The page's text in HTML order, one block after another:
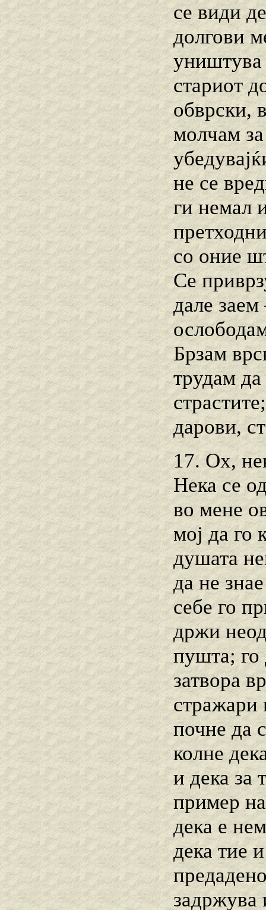
се види
долгови
уништува
стариот
обврски,
молчам
не се
ги немал
со оние
Се
дале заем
Брзам
трудам
дарови,
17. Ox,
Нека се
во мене
мој да го
душата
да не
себе го
држи
пушта; го
затвора
стражари
почне да
колне
и дека за
пример
дека е
дека тие
задржува